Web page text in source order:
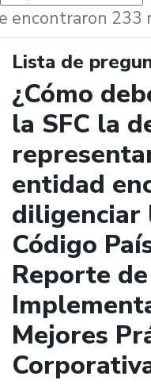
encontraron 233
Lista de
¿Cómo
la SFC la
entidad
diligenciar
Código
Reporte de
Mejores